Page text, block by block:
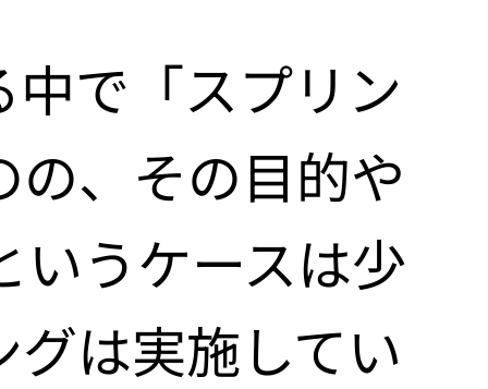
で「スプリン
、その目的や
いうケースは少
は実施してい